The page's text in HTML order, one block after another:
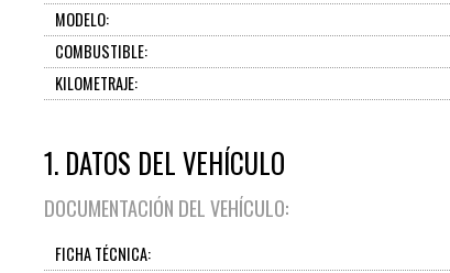
MODELO:
COMBUSTIBLE:
KILOMETRAJE:
1. DATOS DEL VEHÍCULO
DOCUMENTACIÓN DEL VEHÍCULO:
FICHA TÉCNICA: